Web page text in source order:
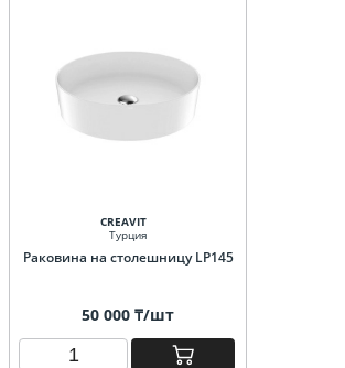
CREAVIT
Турция
Раковина на столешницу LP145
50 000 ₸/шт